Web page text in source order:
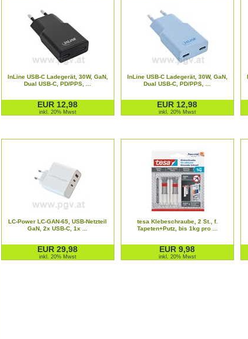
InLine USB-C Ladegerät, 30W, GaN,
Dual USB-C, PD/PPS, ...
EUR 12,98
inkl. 20% Mwst
InLine USB-C Ladegerät, 30W, GaN,
Dual USB-C, PD/PPS, ...
EUR 12,98
inkl. 20% Mwst
LC-Power LC-GAN-65, USB-Netzteil
GaN, 2x USB-C, 1x ...
EUR 29,98
inkl. 20% Mwst
tesa Klebeschraube, 2 St., f.
Tapeten+Putz, bis 1kg pro ...
EUR 9,98
inkl. 20% Mwst